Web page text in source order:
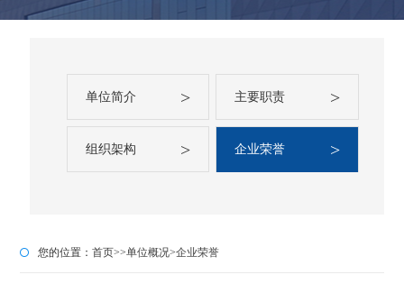
单位简介 > 主要职责 >
组织架构 > 企业荣誉 >
您的位置：首页>>单位概况>企业荣誉